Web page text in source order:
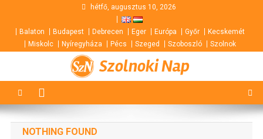
content
hétfő, augusztus 10, 2026
Balaton Budapest Debrecen Eger Európa Győr
Kecskemét
Miskolc
Nyíregyháza Pécs Szeged Szoboszló Szolnok
Szolnoki Nap
NOTHING FOUND